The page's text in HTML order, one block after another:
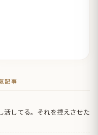
記事
活してる。それを控えさせた